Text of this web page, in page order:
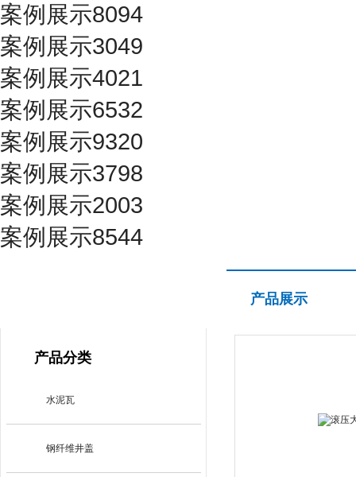
案例展示8094
案例展示3049
案例展示4021
案例展示6532
案例展示9320
案例展示3798
案例展示2003
案例展示8544
产品分类
水泥瓦
钢纤维井盖
产品展示